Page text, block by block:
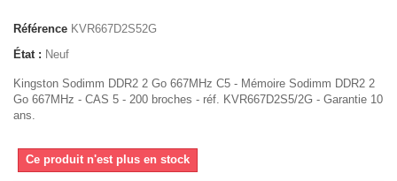
Référence KVR667D2S52G
État : Neuf
Kingston Sodimm DDR2 2 Go 667MHz C5 - Mémoire Sodimm DDR2 2
Go 667MHz - CAS 5 - 200 broches - réf. KVR667D2S5/2G - Garantie 10
ans.
Ce produit n'est plus en stock